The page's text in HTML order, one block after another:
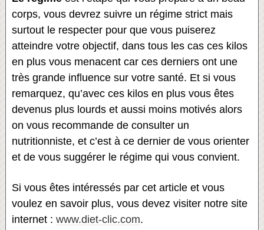
corps, vous devrez suivre un régime strict mais
surtout le respecter pour que vous puiserez
atteindre votre objectif, dans tous les cas ces kilos
en plus vous menacent car ces derniers ont une
très grande influence sur votre santé. Et si vous
remarquez, qu’avec ces kilos en plus vous êtes
devenus plus lourds et aussi moins motivés alors
on vous recommande de consulter un
nutritionniste, et c’est à ce dernier de vous orienter
et de vous suggérer le régime qui vous convient.
Si vous êtes intéressés par cet article et vous
voulez en savoir plus, vous devez visiter notre site
internet : www.diet-clic.com.